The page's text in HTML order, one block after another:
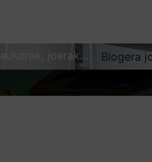
joerak…
Blogera